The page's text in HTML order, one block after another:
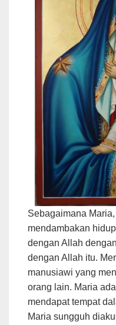
Sebagaimana
mendambakan
dengan Allah
dengan Allah itu.
manusiawi yang
orang lain. Maria
mendapat tempat
Maria sungguh